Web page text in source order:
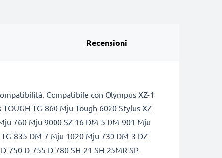
Recensioni
Compatibile con Olympus XZ-1
TG-860 Mju Tough 6020 Stylus XZ-
760 Mju 9000 SZ-16 DM-5 DM-901 Mju
835 DM-7 Mju 1020 Mju 730 DM-3 DZ-
750 D-755 D-780 SH-21 SH-25MR SP-